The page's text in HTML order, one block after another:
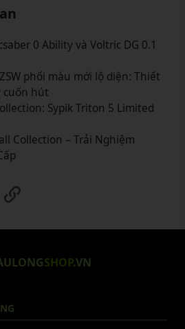
0 Ability và Voltric DG 0.1
phối màu mới lộ diện: Thiết
cuốn hút
Sypik Triton 5 Limited
Collection – Trải Nghiệm
SHOP.VN